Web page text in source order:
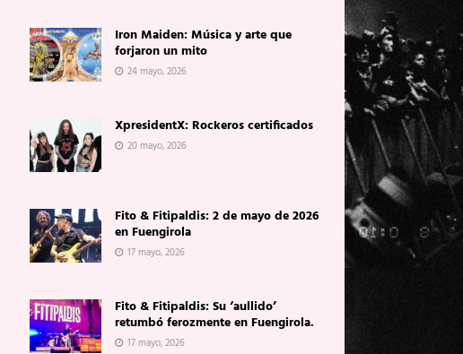
Iron Maiden: Música y arte que
forjaron un mito
24 mayo, 2026
XpresidentX: Rockeros certificados
20 mayo, 2026
Fito & Fitipaldis: 2 de mayo de 2026
en Fuengirola
17 mayo, 2026
Fito & Fitipaldis: Su ‘aullido’
retumbó ferozmente en Fuengirola.
17 mayo, 2026